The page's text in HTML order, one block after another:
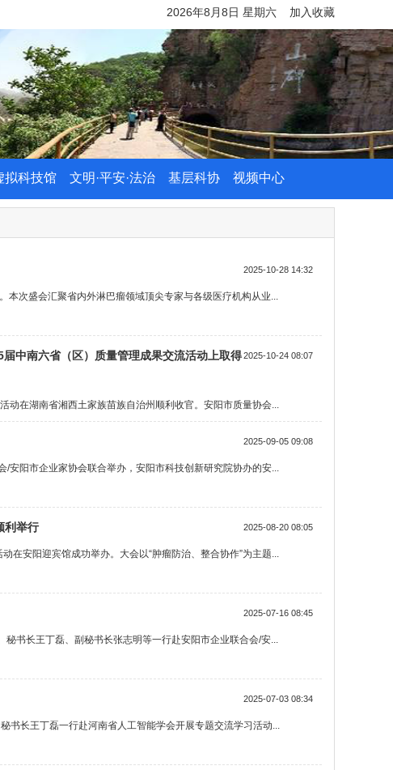
2026年8月8日 星期六 加入收藏
拟科技馆 文明·平安·法治 基层科协 视频中心
2025-10-28 14:32
本次盛会汇聚省内外淋巴瘤领域顶尖专家与各级医疗机构从业...
2025-10-24 08:07
中南六省（区）质量管理成果交流活动上取得
动在湖南省湘西土家族苗族自治州顺利收官。安阳市质量协会...
2025-09-05 09:08
安阳市企业家协会联合举办，安阳市科技创新研究院协办的安...
2025-08-20 08:05
利举行
在安阳迎宾馆成功举办。大会以“肿瘤防治、整合协作”为主题...
2025-07-16 08:45
书长王丁磊、副秘书长张志明等一行赴安阳市企业联合会/安...
2025-07-03 08:34
书长王丁磊一行赴河南省人工智能学会开展专题交流学习活动...